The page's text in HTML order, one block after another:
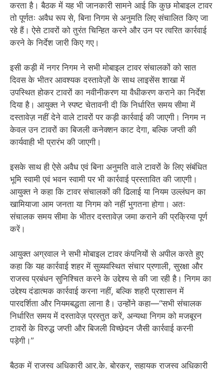
करता है। बैठक में यह भी जानकारी सामने आई कि कुछ मोबाइल टावर
तो पूर्णतः अवैध रूप से, बिना निगम से अनुमति लिए संचालित किए जा
रहे हैं। ऐसे टावरों को तुरंत चिन्हित करने और उन पर त्वरित कार्रवाई
करने के निर्देश जारी किए गए।
इसी कड़ी में नगर निगम ने सभी मोबाइल टावर संचालकों को सात
दिवस के भीतर आवश्यक दस्तावेज़ों के साथ लाइसेंस शाखा में
उपस्थित होकर टावरों का नवीनीकरण या वैधीकरण कराने का निर्देश
दिया है। आयुक्त ने स्पष्ट चेतावनी दी कि निर्धारित समय सीमा में
दस्तावेज़ नहीं देने वाले टावरों पर कड़ी कार्रवाई की जाएगी। निगम न
केवल उन टावरों का बिजली कनेक्शन काट देगा, बल्कि जप्ती की
कार्यवाही भी प्रारंभ की जाएगी।
इसके साथ ही ऐसे अवैध एवं बिना अनुमति वाले टावरों के लिए संबंधित
भूमि स्वामी एवं भवन स्वामी पर भी कार्रवाई प्रस्तावित की जाएगी।
आयुक्त ने कहा कि टावर संचालकों की ढिलाई या नियम उल्लंघन का
खामियाजा आम जनता या निगम को नहीं भुगतना होगा। अतः
संचालक समय सीमा के भीतर दस्तावेज़ जमा कराने की प्रक्रिया पूर्ण
करें।
आयुक्त अग्रवाल ने सभी मोबाइल टावर कंपनियों से अपील करते हुए
कहा कि यह कार्रवाई शहर में सुव्यवस्थित संचार प्रणाली, सुरक्षा और
राजस्व प्रबंधन सुनिश्चित करने के उद्देश्य से की जा रही है। निगम का
उद्देश्य दंडात्मक कार्रवाई करना नहीं, बल्कि शहरी प्रशासन में
पारदर्शिता और नियमबद्धता लाना है। उन्होंने कहा—“सभी संचालक
निर्धारित समय में दस्तावेज़ प्रस्तुत करें, अन्यथा निगम को मजबूरन
टावरों के विरुद्ध जप्ती और बिजली विच्छेदन जैसी कार्रवाई करनी
पड़ेगी।”
बैठक में राजस्व अधिकारी आर.के. बोरकर, सहायक राजस्व अधिकारी